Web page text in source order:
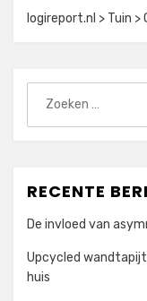
logireport.nl > Tuin >
naar:
RECENTE
De invloed van
Upcycled
huis